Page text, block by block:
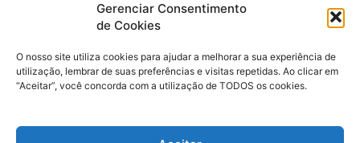
Gerenciar Consentimento
de Cookies
O nosso site utiliza cookies para ajudar a melhorar a sua experiência de
utilização, lembrar de suas preferências e visitas repetidas. Ao clicar em
“Aceitar”, você concorda com a utilização de TODOS os cookies.
(91) 98224 - 3111